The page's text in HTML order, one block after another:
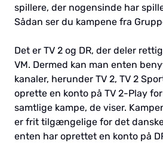
spillere, der nogensinde har
Sådan ser du kampene fra
Det er TV 2 og DR, der deler
VM. Dermed kan man enten
kanaler, herunder TV 2, TV 2
oprette en konto på TV 2-Play
samtlige kampe, de viser.
er frit tilgængelige for det
enten har oprettet en konto på